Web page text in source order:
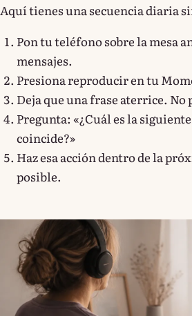
Aquí tienes una secuencia diaria
Pon tu teléfono sobre la mesa
mensajes.
Presiona reproducir en tu
Deja que una frase aterrice. No
Pregunta: «¿Cuál es la
coincide?»
Haz esa acción dentro de la
posible.